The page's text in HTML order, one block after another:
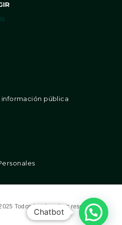
pública
Todos los derechos reservados
Chatbot